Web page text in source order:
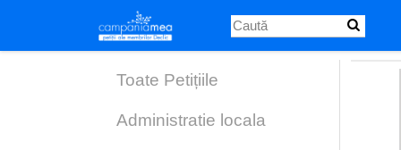
main
Toate Petițiile
Administratie locala